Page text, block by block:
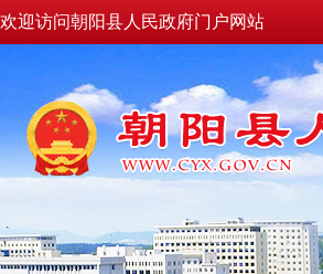
欢迎访问朝阳县人民政府门户网站